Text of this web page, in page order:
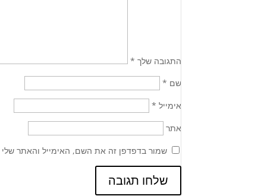
התגובה שלך *
שם *
אימייל *
אתר
שמור בדפדפן זה את השם, האימייל והאתר